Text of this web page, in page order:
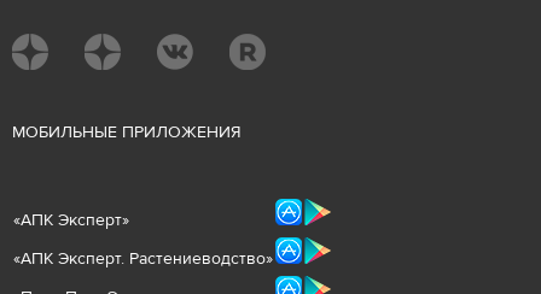
МОБИЛЬНЫЕ ПРИЛОЖЕНИЯ
«АПК Эксперт»
«АПК Эксперт. Растениеводство»